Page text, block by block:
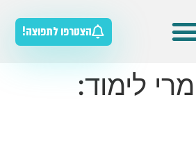
הצטרפו לתפוצה!
לימוד: